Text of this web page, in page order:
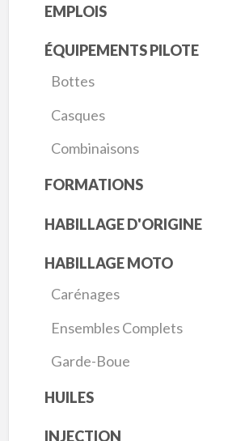
EMPLOIS
ÉQUIPEMENTS PILOTE
Bottes
Casques
Combinaisons
FORMATIONS
HABILLAGE D'ORIGINE
HABILLAGE MOTO
Carénages
Ensembles Complets
Garde-Boue
HUILES
INJECTION